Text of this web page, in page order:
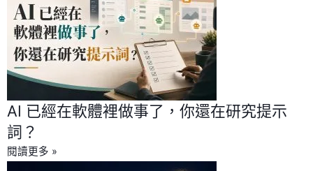
AI 已經在軟體裡做事了，你還在研究提示
詞？
閱讀更多 »